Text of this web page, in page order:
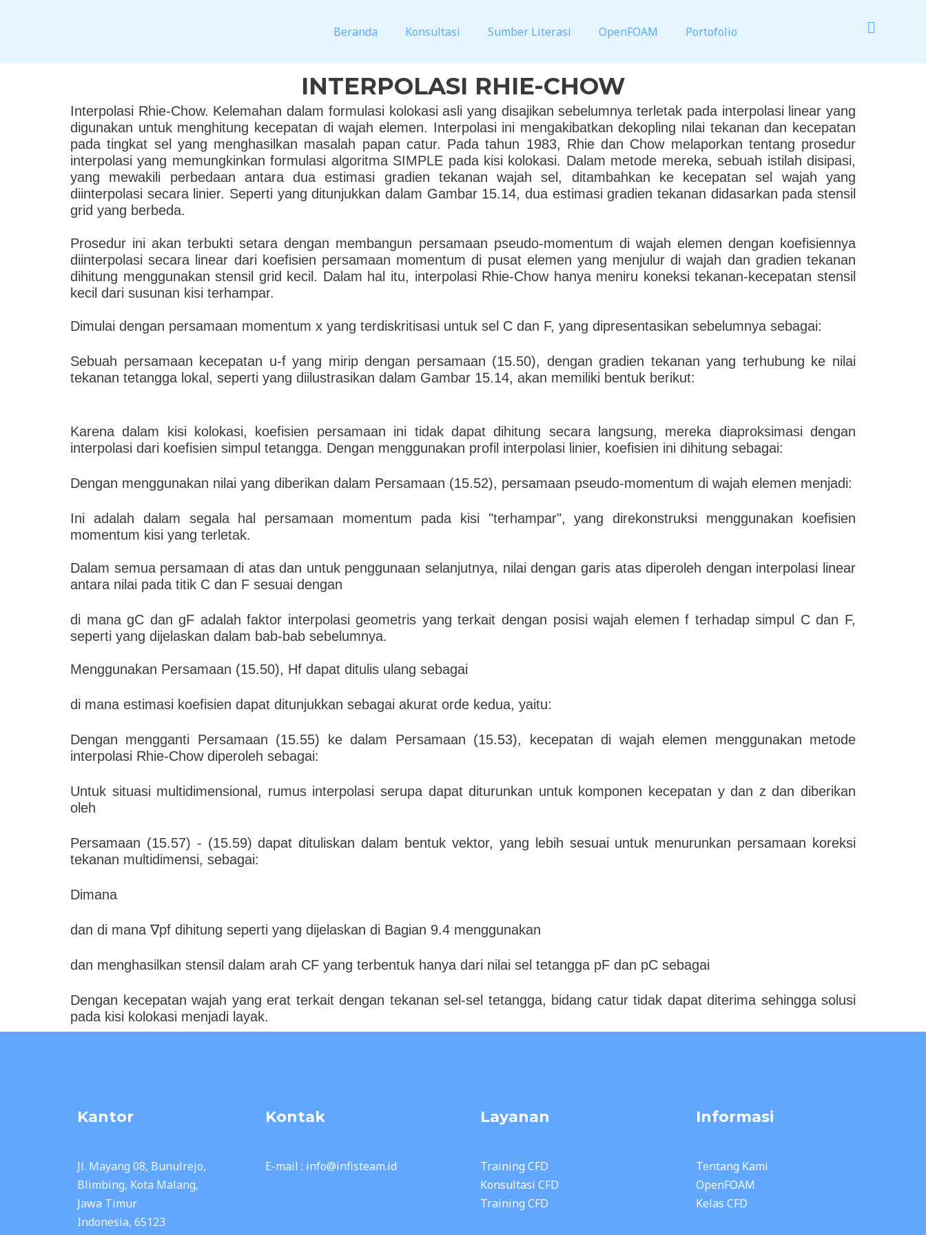
Beranda Konsultasi Sumber Literasi OpenFOAM Portofolio
INTERPOLASI RHIE-CHOW
Interpolasi Rhie-Chow. Kelemahan dalam formulasi kolokasi asli yang disajikan sebelumnya terletak pada interpolasi linear yang
digunakan untuk menghitung kecepatan di wajah elemen. Interpolasi ini mengakibatkan dekopling nilai tekanan dan kecepatan
pada tingkat sel yang menghasilkan masalah papan catur. Pada tahun 1983, Rhie dan Chow melaporkan tentang prosedur
interpolasi yang memungkinkan formulasi algoritma SIMPLE pada kisi kolokasi. Dalam metode mereka, sebuah istilah disipasi,
yang mewakili perbedaan antara dua estimasi gradien tekanan wajah sel, ditambahkan ke kecepatan sel wajah yang
diinterpolasi secara linier. Seperti yang ditunjukkan dalam Gambar 15.14, dua estimasi gradien tekanan didasarkan pada stensil
grid yang berbeda.
Prosedur ini akan terbukti setara dengan membangun persamaan pseudo-momentum di wajah elemen dengan koefisiennya
diinterpolasi secara linear dari koefisien persamaan momentum di pusat elemen yang menjulur di wajah dan gradien tekanan
dihitung menggunakan stensil grid kecil. Dalam hal itu, interpolasi Rhie-Chow hanya meniru koneksi tekanan-kecepatan stensil
kecil dari susunan kisi terhampar.
Dimulai dengan persamaan momentum x yang terdiskritisasi untuk sel C dan F, yang dipresentasikan sebelumnya sebagai:
Sebuah persamaan kecepatan u-f yang mirip dengan persamaan (15.50), dengan gradien tekanan yang terhubung ke nilai
tekanan tetangga lokal, seperti yang diilustrasikan dalam Gambar 15.14, akan memiliki bentuk berikut:
Karena dalam kisi kolokasi, koefisien persamaan ini tidak dapat dihitung secara langsung, mereka diaproksimasi dengan
interpolasi dari koefisien simpul tetangga. Dengan menggunakan profil interpolasi linier, koefisien ini dihitung sebagai:
Dengan menggunakan nilai yang diberikan dalam Persamaan (15.52), persamaan pseudo-momentum di wajah elemen menjadi:
Ini adalah dalam segala hal persamaan momentum pada kisi "terhampar", yang direkonstruksi menggunakan koefisien
momentum kisi yang terletak.
Dalam semua persamaan di atas dan untuk penggunaan selanjutnya, nilai dengan garis atas diperoleh dengan interpolasi linear
antara nilai pada titik C dan F sesuai dengan
di mana gC dan gF adalah faktor interpolasi geometris yang terkait dengan posisi wajah elemen f terhadap simpul C dan F,
seperti yang dijelaskan dalam bab-bab sebelumnya.
Menggunakan Persamaan (15.50), Hf dapat ditulis ulang sebagai
di mana estimasi koefisien dapat ditunjukkan sebagai akurat orde kedua, yaitu:
Dengan mengganti Persamaan (15.55) ke dalam Persamaan (15.53), kecepatan di wajah elemen menggunakan metode
interpolasi Rhie-Chow diperoleh sebagai:
Untuk situasi multidimensional, rumus interpolasi serupa dapat diturunkan untuk komponen kecepatan y dan z dan diberikan
oleh
Persamaan (15.57) - (15.59) dapat dituliskan dalam bentuk vektor, yang lebih sesuai untuk menurunkan persamaan koreksi
tekanan multidimensi, sebagai:
Dimana
dan di mana ∇pf dihitung seperti yang dijelaskan di Bagian 9.4 menggunakan
dan menghasilkan stensil dalam arah CF yang terbentuk hanya dari nilai sel tetangga pF dan pC sebagai
Dengan kecepatan wajah yang erat terkait dengan tekanan sel-sel tetangga, bidang catur tidak dapat diterima sehingga solusi
pada kisi kolokasi menjadi layak.
Kantor
Jl. Mayang 08, Bunulrejo,
Blimbing, Kota Malang,
Jawa Timur
Indonesia, 65123
Kontak
E-mail : info@infisteam.id
Layanan
Training CFD
Konsultasi CFD
Training CFD
Informasi
Tentang Kami
OpenFOAM
Kelas CFD